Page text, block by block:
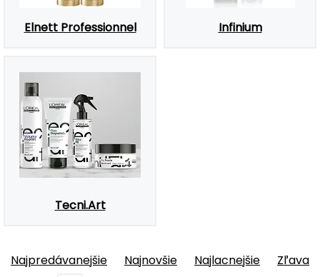
Elnett Professionnel Infinium
Tecni.Art
Najpredávanejšie Najnovšie Najlacnejšie
Zľava